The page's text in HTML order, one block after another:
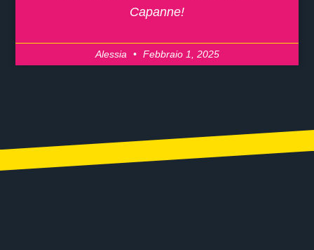
Capanne!
Alessia Febbraio 1, 2025